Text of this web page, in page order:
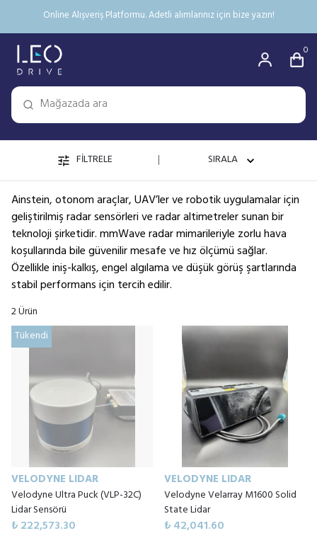
Online Alışveriş Platformu. Adetli alımlarınız için bize yazın!
0
FİLTRELE | SIRALA
Ainstein, otonom araçlar, UAV’ler ve robotik uygulamalar için
geliştirilmiş radar sensörleri ve radar altimetreler sunan bir
teknoloji şirketidir. mmWave radar mimarileriyle zorlu hava
koşullarında bile güvenilir mesafe ve hız ölçümü sağlar.
Özellikle iniş-kalkış, engel algılama ve düşük görüş şartlarında
stabil performans için tercih edilir.
2Ürün
Tükendi
VELODYNE LIDAR
Velodyne Ultra Puck (VLP-32C)
Lidar Sensörü
₺ 222,573.30
VELODYNE LIDAR
Velodyne Velarray M1600 Solid
State Lidar
₺ 42,041.60